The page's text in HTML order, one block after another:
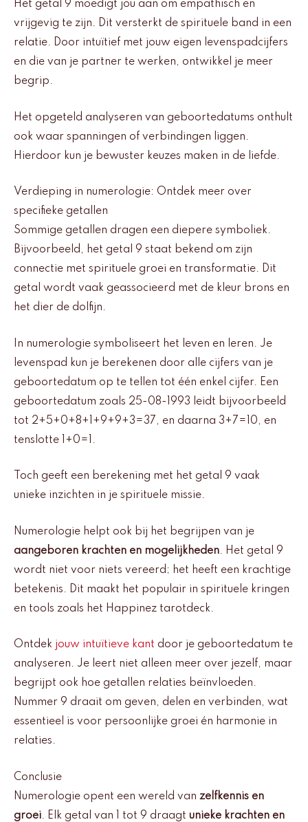
Het getal 9 moedigt jou aan om empathisch en
vrijgevig te zijn. Dit versterkt de spirituele band in een
relatie. Door intuïtief met jouw eigen levenspadcijfers
en die van je partner te werken, ontwikkel je meer
begrip.
Het opgeteld analyseren van geboortedatums onthult
ook waar spanningen of verbindingen liggen.
Hierdoor kun je bewuster keuzes maken in de liefde.
Verdieping in numerologie: Ontdek meer over
specifieke getallen
Sommige getallen dragen een diepere symboliek.
Bijvoorbeeld, het getal 9 staat bekend om zijn
connectie met spirituele groei en transformatie. Dit
getal wordt vaak geassocieerd met de kleur brons en
het dier de dolfijn.
In numerologie symboliseert het leven en leren. Je
levenspad kun je berekenen door alle cijfers van je
geboortedatum op te tellen tot één enkel cijfer. Een
geboortedatum zoals 25-08-1993 leidt bijvoorbeeld
tot 2+5+0+8+1+9+9+3=37, en daarna 3+7=10, en
tenslotte 1+0=1.
Toch geeft een berekening met het getal 9 vaak
unieke inzichten in je spirituele missie.
Numerologie helpt ook bij het begrijpen van je
aangeboren krachten en mogelijkheden. Het getal 9
wordt niet voor niets vereerd; het heeft een krachtige
betekenis. Dit maakt het populair in spirituele kringen
en tools zoals het Happinez tarotdeck.
Ontdek jouw intuïtieve kant door je geboortedatum te
analyseren. Je leert niet alleen meer over jezelf, maar
begrijpt ook hoe getallen relaties beïnvloeden.
Nummer 9 draait om geven, delen en verbinden, wat
essentieel is voor persoonlijke groei én harmonie in
relaties.
Conclusie
Numerologie opent een wereld van zelfkennis en
groei. Elk getal van 1 tot 9 draagt unieke krachten en